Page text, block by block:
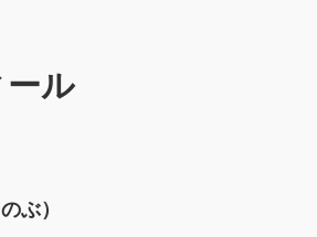
ル
ぶ）